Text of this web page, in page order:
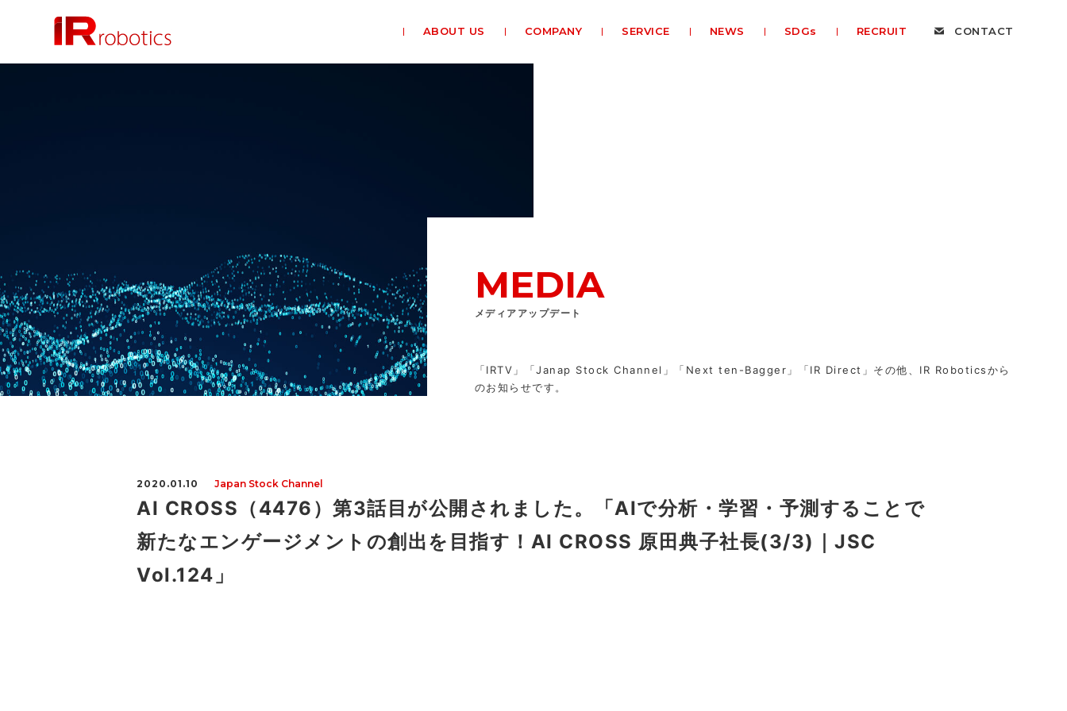
ABOUT US COMPANY SERVICE NEWS SDGs RECRUIT CONTACT
MEDIA
メディアアップデート
「IRTV」「Janap Stock Channel」「Next ten-Bagger」「IR Direct」その他、IR Roboticsから
のお知らせです。
2020.01.10 Japan Stock Channel
AI CROSS（4476）第3話目が公開されました。「AIで分析・学習・予測することで
新たなエンゲージメントの創出を目指す！AI CROSS 原田典子社長(3/3)｜JSC
Vol.124」